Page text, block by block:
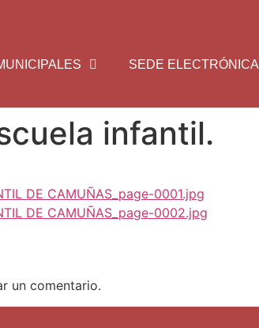
SEDE ELECTRÓNICA
infantil.
DE CAMUÑAS_page-0001.jpg
DE CAMUÑAS_page-0002.jpg
un comentario.